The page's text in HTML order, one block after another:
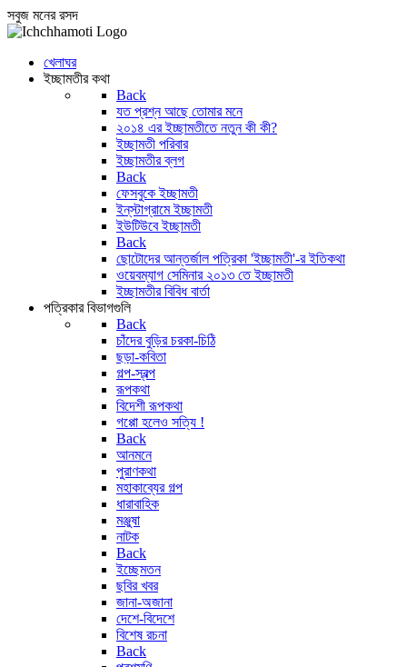
সবুজ মনের রসদ
খেলাঘর
ইচ্ছামতীর কথা
Back
যত প্রশ্ন আছে তোমার মনে
২০১৪ এর ইচ্ছামতীতে নতুন কী কী?
ইচ্ছামতী পরিবার
ইচ্ছামতীর ব্লগ
Back
ফেসবুকে ইচ্ছামতী
ইন্‌স্টাগ্রামে ইচ্ছামতী
ইউটিউবে ইচ্ছামতী
Back
ছোটোদের আন্তর্জাল পত্রিকা 'ইচ্ছামতী'-র ইতিকথা
ওয়েবম্যাগ সেমিনার ২০১৩ তে ইচ্ছামতী
ইচ্ছামতীর বিবিধ বার্তা
পত্রিকার বিভাগগুলি
Back
চাঁদের বুড়ির চরকা-চিঠি
ছড়া-কবিতা
গল্প-স্বল্প
রূপকথা
বিদেশী রূপকথা
গপ্পো হলেও সত্যি !
Back
আনমনে
পুরাণকথা
মহাকাব্যের গল্প
ধারাবাহিক
মঞ্জুষা
নাটক
Back
ইচ্ছেমতন
ছবির খবর
জানা-অজানা
দেশে-বিদেশে
বিশেষ রচনা
Back